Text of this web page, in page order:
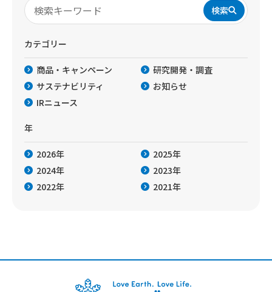
検索
カテゴリー
商品・キャンペーン
研究開発・調査
サステナビリティ
お知らせ
IRニュース
年
2026年
2025年
2024年
2023年
2022年
2021年